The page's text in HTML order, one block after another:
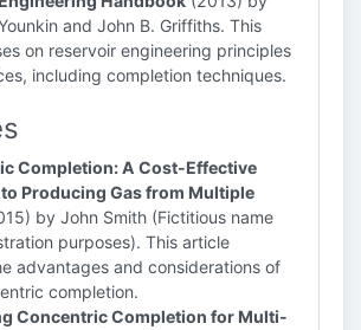
and John B. Griffiths. This
on reservoir engineering principles
including completion techniques.
Completion: A Cost-Effective
Producing Gas from Multiple
by John Smith (Fictitious name
purposes). This article
advantages and considerations of
completion.
Concentric Completion for Multi-